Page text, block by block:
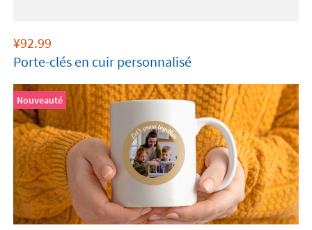
¥92.99
Porte-clés en cuir personnalisé
Nouveauté